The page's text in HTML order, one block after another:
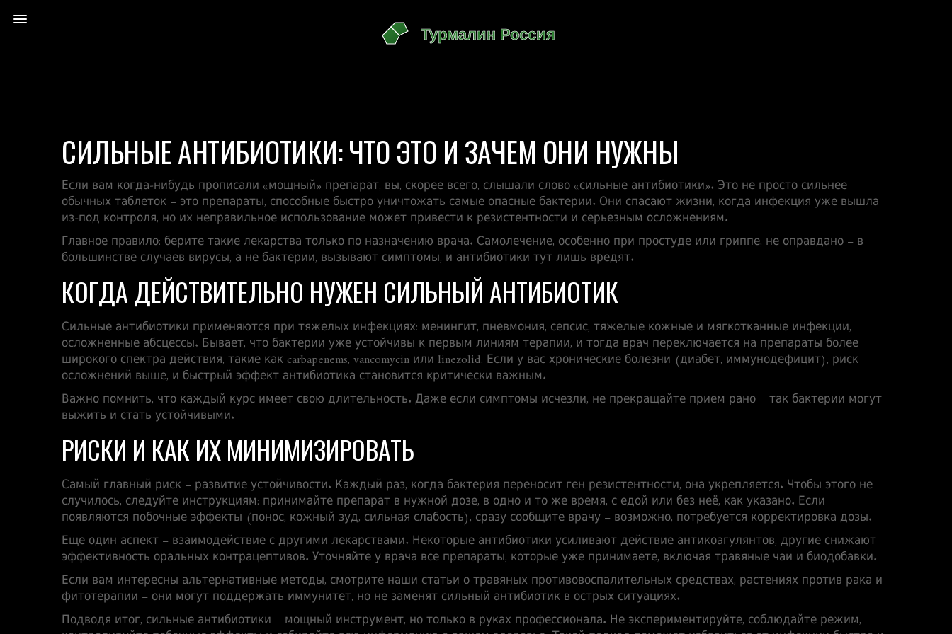
СИЛЬНЫЕ АНТИБИОТИКИ: ЧТО ЭТО И ЗАЧЕМ ОНИ НУЖНЫ
Если вам когда‑нибудь прописали «мощный» препарат, вы, скорее всего, слышали слово «сильные антибиотики». Это не просто сильнее
обычных таблеток – это препараты, способные быстро уничтожать самые опасные бактерии. Они спасают жизни, когда инфекция уже вышла
из‑под контроля, но их неправильное использование может привести к резистентности и серьезным осложнениям.
Главное правило: берите такие лекарства только по назначению врача. Самолечение, особенно при простуде или гриппе, не оправдано – в
большинстве случаев вирусы, а не бактерии, вызывают симптомы, и антибиотики тут лишь вредят.
КОГДА ДЕЙСТВИТЕЛЬНО НУЖЕН СИЛЬНЫЙ АНТИБИОТИК
Сильные антибиотики применяются при тяжелых инфекциях: менингит, пневмония, сепсис, тяжелые кожные и мягкотканные инфекции,
осложненные абсцессы. Бывает, что бактерии уже устойчивы к первым линиям терапии, и тогда врач переключается на препараты более
широкого спектра действия, такие как carbapenems, vancomycin или linezolid. Если у вас хронические болезни (диабет, иммунодефицит), риск
осложнений выше, и быстрый эффект антибиотика становится критически важным.
Важно помнить, что каждый курс имеет свою длительность. Даже если симптомы исчезли, не прекращайте прием рано – так бактерии могут
выжить и стать устойчивыми.
РИСКИ И КАК ИХ МИНИМИЗИРОВАТЬ
Самый главный риск – развитие устойчивости. Каждый раз, когда бактерия переносит ген резистентности, она укрепляется. Чтобы этого не
случилось, следуйте инструкциям: принимайте препарат в нужной дозе, в одно и то же время, с едой или без неё, как указано. Если
появляются побочные эффекты (понос, кожный зуд, сильная слабость), сразу сообщите врачу – возможно, потребуется корректировка дозы.
Еще один аспект – взаимодействие с другими лекарствами. Некоторые антибиотики усиливают действие антикоагулянтов, другие снижают
эффективность оральных контрацептивов. Уточняйте у врача все препараты, которые уже принимаете, включая травяные чаи и биодобавки.
Если вам интересны альтернативные методы, смотрите наши статьи о травяных противовоспалительных средствах, растениях против рака и
фитотерапии – они могут поддержать иммунитет, но не заменят сильный антибиотик в острых ситуациях.
Подводя итог, сильные антибиотики – мощный инструмент, но только в руках профессионала. Не экспериментируйте, соблюдайте режим,